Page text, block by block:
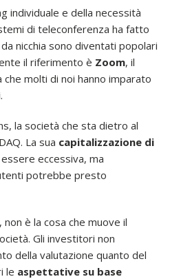
individuale e della necessità
di teleconferenza ha fatto
nicchia sono diventati popolari
il riferimento è Zoom, il
molti di noi hanno imparato
la società che sta dietro al
La sua capitalizzazione di
eccessiva, ma
potrebbe presto
è la cosa che muove il
Gli investitori non
della valutazione quanto del
le aspettative su base